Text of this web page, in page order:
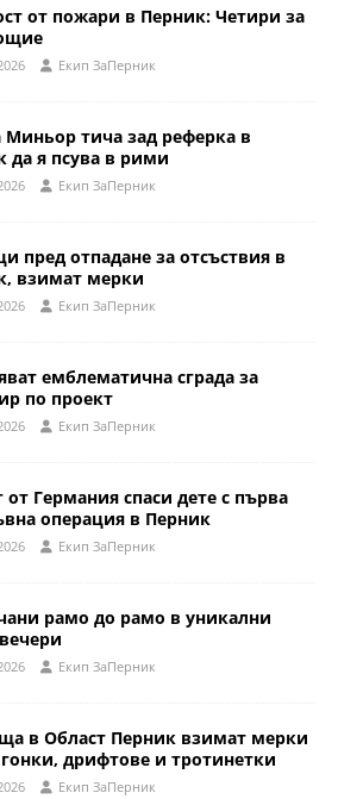
от пожари в Перник: Четири за
Eкип ЗаПерник
Миньор тича зад реферка в
да я псува в рими
Eкип ЗаПерник
пред отпадане за отсъствия в
взимат мерки
Eкип ЗаПерник
емблематична сграда за
по проект
Eкип ЗаПерник
от Германия спаси дете с първа
операция в Перник
Eкип ЗаПерник
рамо до рамо в уникални
Eкип ЗаПерник
в Област Перник взимат мерки
дрифтове и тротинетки
Eкип ЗаПерник